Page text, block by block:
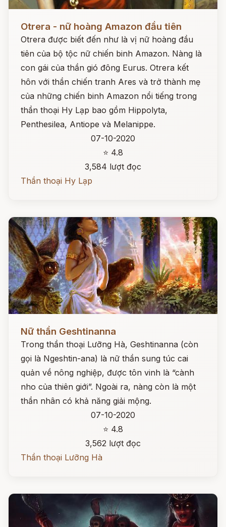
Otrera - nữ hoàng Amazon đầu tiên
Otrera được biết đến như là vị nữ hoàng đầu
tiên của bộ tộc nữ chiến binh Amazon. Nàng là
con gái của thần gió đông Eurus. Otrera kết
hôn với thần chiến tranh Ares và trở thành mẹ
của những chiến binh Amazon nổi tiếng trong
thần thoại Hy Lạp bao gồm Hippolyta,
Penthesilea, Antiope và Melanippe.
07-10-2020
⭐ 4.8
3,584 lượt đọc
Thần thoại Hy Lạp
Nữ thần Geshtinanna
Trong thần thoại Lưỡng Hà, Geshtinanna (còn
gọi là Ngeshtin-ana) là nữ thần sung túc cai
quản về nông nghiệp, được tôn vinh là “cành
nho của thiên giới”. Ngoài ra, nàng còn là một
thần nhân có khả năng giải mộng.
07-10-2020
⭐ 4.8
3,562 lượt đọc
Thần thoại Lưỡng Hà